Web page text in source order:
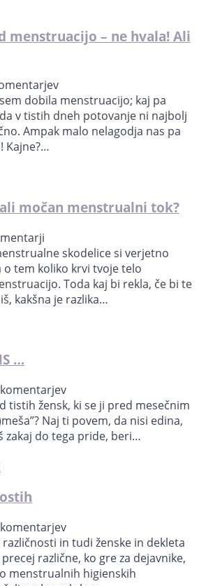
menstruacijo – ne hvala! Ali
dobila menstruacijo; kaj pa
v tistih dneh potovanje ni najbolj
Ampak malo nelagodja nas pa
Kajne?…
močan menstrualni tok?
skodelice si verjetno
o tem koliko krvi tvoje telo
Toda kaj bi rekla, če bi te
kakšna je razlika…
…
tistih žensk, ki se ji pred mesečnim
Naj ti povem, da nisi edina,
zakaj do tega pride, beri…
različnosti in tudi ženske in dekleta
različne, ko gre za dejavnike,
menstrualnih higienskih